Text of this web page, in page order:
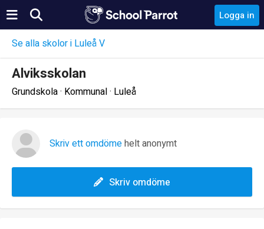
Logga in
Se alla skolor i Luleå V
Alviksskolan
Grundskola · Kommunal · Luleå
Skriv ett omdömehelt anonymt
Skriv omdöme